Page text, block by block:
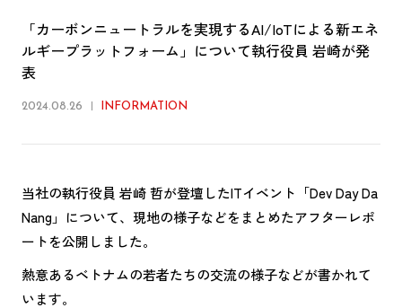
「カーボンニュートラルを実現するAI/IoTによる新エネ
ルギープラットフォーム」について執行役員 岩崎が発
表
2024.08.26 INFORMATION
当社の執行役員 岩崎 哲が登壇したITイベント「Dev Day Da
Nang」について、現地の様子などをまとめたアフターレポ
ートを公開しました。
熱意あるベトナムの若者たちの交流の様子などが書かれて
います。